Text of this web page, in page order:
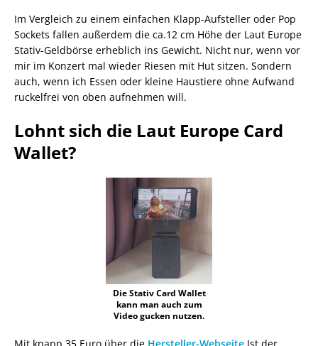
Im Vergleich zu einem einfachen Klapp-Aufsteller oder Pop
Sockets fallen außerdem die ca.12 cm Höhe der Laut Europe
Stativ-Geldbörse erheblich ins Gewicht. Nicht nur, wenn vor
mir im Konzert mal wieder Riesen mit Hut sitzen. Sondern
auch, wenn ich Essen oder kleine Haustiere ohne Aufwand
ruckelfrei von oben aufnehmen will.
Lohnt sich die Laut Europe Card
Wallet?
Die Stativ Card Wallet
kann man auch zum
Video gucken nutzen.